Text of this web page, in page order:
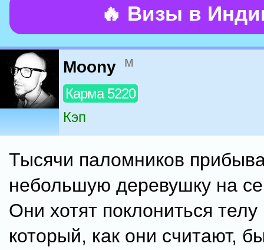
🔥 Визы в
Moony м
Карма 5220
Кэп
Тысячи паломников
небольшую деревушку на
Они хотят поклониться
который, как они считают,